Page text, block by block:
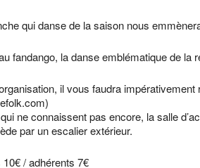
qui danse de la saison nous
fandango, la danse emblématique de
il vous faudra
ne connaissent pas encore, la salle
par un escalier extérieur.
/ adhérents 7€